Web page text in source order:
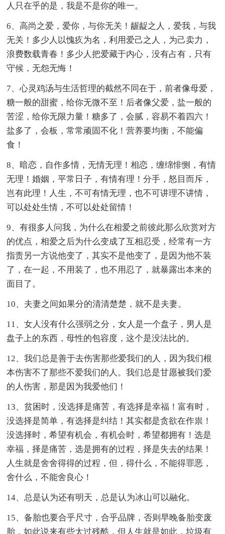
人只在乎的是，我是不是你的唯一。
6、高尚之爱，爱你，与你无关！龌龊之人，爱我，与我
无关！多少人以愧疚为名，利用爱己之人，为己卖力，
浪费数载青春！多少人把爱藏于内心，没有占有，只有
守候，无怨无悔！
7、心灵鸡汤与生活哲理的截然不同在于，前者像母爱，
糖一般的甜蜜，给你无微不至！后者像父爱，盐一般的
苦涩，给你无限力量！糖多了，会腻，容易不着四六！
盐多了，会板，常常顽固不化！营养要均衡，不能偏
食！
8、暗恋，自作多情，无情无理！相恋，缠绵悱恻，有情
无理！婚姻，平常日子，有情有理！分手，怒目而斥，
岂有此理！人生，不可有情无理，也不可讲理不讲情，
可以处处生情，不可以处处留情！
9、有很多人问我，为什么在相爱之前彼此那么欣赏对方
的优点，相爱之后为什么变成了互相忍受，经常有一方
指责另一方说他变了，其实不是他变了，是因为他不装
了，在一起，不用装了，也不用忍了，就暴露出本来的
面目了。
10、夫妻之间如果分的清清楚楚，就不是夫妻。
11、女人没有什么强弱之分，女人是一个盘子，男人是
盘子上的东西，母性的包容度，这个是没法比的。
12、我们总是善于去伤害那些爱我们的人，因为我们根
本伤害不了那些不爱我们的人。我们总是甘愿被我们爱
的人伤害，那是因为我爱他们！
13、贫困时，没选择是痛苦，有选择是幸福！富有时，
没选择是简单，有选择是纠结！其实都是贪欲在作祟！
没选择时，希望有机会，有机会时，希望都拥有！选是
幸福，择是痛苦，选是拥有的过程，择是失去的结果！
人生就是舍舍得得的过程，但，得什么，不能得罪恶，
舍什么，不能舍良心！
14、总是认为还有明天，总是认为冰山可以融化。
15、备胎也要合乎尺寸，合乎品牌，否则早晚备胎变废
胎，如此说来有些太过残酷，但人生就是如此，垃圾有